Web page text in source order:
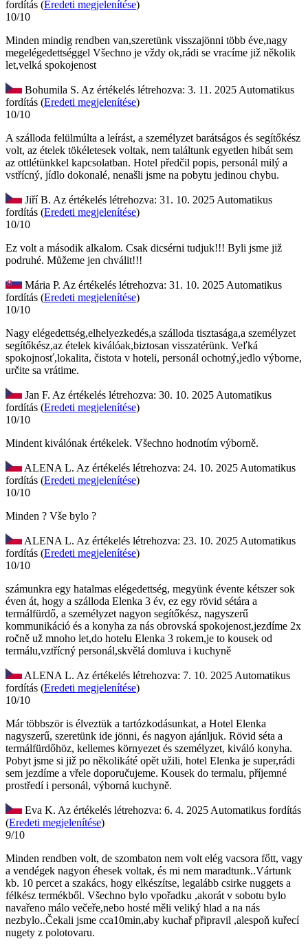
fordítás (Eredeti megjelenítése)
10/10
Minden mindig rendben van,szeretünk visszajönni több éve,nagy
megelégedettséggel Všechno je vždy ok,rádi se vracíme již několik
let,velká spokojenost
Bohumila S. Az értékelés létrehozva: 3. 11. 2025 Automatikus
fordítás (Eredeti megjelenítése)
10/10
A szálloda felülmúlta a leírást, a személyzet barátságos és segítőkész
volt, az ételek tökéletesek voltak, nem találtunk egyetlen hibát sem
az ottlétünkkel kapcsolatban. Hotel předčil popis, personál milý a
vstřícný, jídlo dokonalé, nenašli jsme na pobytu jedinou chybu.
Jiří B. Az értékelés létrehozva: 31. 10. 2025 Automatikus
fordítás (Eredeti megjelenítése)
10/10
Ez volt a második alkalom. Csak dicsérni tudjuk!!! Byli jsme již
podruhé. Můžeme jen chválit!!!
Mária P. Az értékelés létrehozva: 31. 10. 2025 Automatikus
fordítás (Eredeti megjelenítése)
10/10
Nagy elégedettség,elhelyezkedés,a szálloda tisztasága,a személyzet
segítőkész,az ételek kiválóak,biztosan visszatérünk. Veľká
spokojnosť,lokalita, čistota v hoteli, personál ochotný,jedlo výborne,
určite sa vrátime.
Jan F. Az értékelés létrehozva: 30. 10. 2025 Automatikus
fordítás (Eredeti megjelenítése)
10/10
Mindent kiválónak értékelek. Všechno hodnotím výborně.
ALENA L. Az értékelés létrehozva: 24. 10. 2025 Automatikus
fordítás (Eredeti megjelenítése)
10/10
Minden ? Vše bylo ?
ALENA L. Az értékelés létrehozva: 23. 10. 2025 Automatikus
fordítás (Eredeti megjelenítése)
10/10
számunkra egy hatalmas elégedettség, megyünk évente kétszer sok
éven át, hogy a szálloda Elenka 3 év, ez egy rövid sétára a
termálfürdő, a személyzet nagyon segítőkész, nagyszerű
kommunikáció és a konyha za nás obrovská spokojenost,jezdíme 2x
ročně už mnoho let,do hotelu Elenka 3 rokem,je to kousek od
termálu,vztřícný personál,skvělá domluva i kuchyně
ALENA L. Az értékelés létrehozva: 7. 10. 2025 Automatikus
fordítás (Eredeti megjelenítése)
10/10
Már többször is élveztük a tartózkodásunkat, a Hotel Elenka
nagyszerű, szeretünk ide jönni, és nagyon ajánljuk. Rövid séta a
termálfürdőhöz, kellemes környezet és személyzet, kiváló konyha.
Pobyt jsme si již po několikáté opět užili, hotel Elenka je super,rádi
sem jezdíme a vřele doporučujeme. Kousek do termalu, příjemné
prostředí i personál, výborná kuchyně.
Eva K. Az értékelés létrehozva: 6. 4. 2025 Automatikus fordítás
(Eredeti megjelenítése)
9/10
Minden rendben volt, de szombaton nem volt elég vacsora főtt, vagy
a vendégek nagyon éhesek voltak, és mi nem maradtunk..Vártunk
kb. 10 percet a szakács, hogy elkészítse, legalább csirke nuggets a
félkész termékből. Všechno bylo vpořadku ,akorát v sobotu bylo
navařeno málo večeře,nebo hosté měli veliký hlad a na nás
nezbylo..Čekali jsme cca10min,aby kuchař připravil ,alespoň kuřecí
nugety z polotovaru.